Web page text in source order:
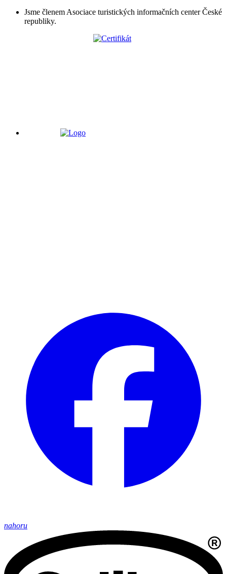
Jsme členem Asociace turistických informačních center České
republiky.
nahoru